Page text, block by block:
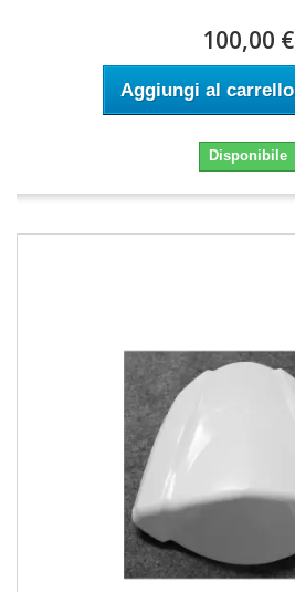
100,00 €
Aggiungi al carrello
Disponibile